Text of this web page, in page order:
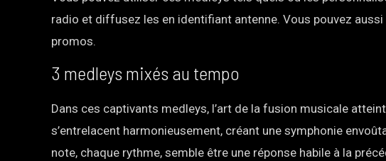
radio et diffusez les en identifiant antenne. Vous pouvez
promos.
3 medleys mixés au tempo
Dans ces captivants medleys, l’art de la fusion musicale
s’entrelacent harmonieusement, créant une symphonie
note, chaque rythme, semble être une réponse habile à la